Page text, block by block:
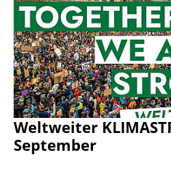
Weltweiter
September